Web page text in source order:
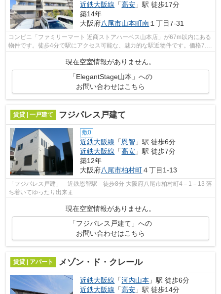
近鉄大阪線 「高安 」駅 徒歩17分
築14年
大阪府八尾市山本町南 １丁目7-31
コンビニ「ファミリーマート 近商ストアハーベス山本店」が67m以内にある
物件です。徒歩4分で駅にアクセス可能な、魅力的な駅近物件です。価格7.5
万円ながら充実した設備のこちらの物...
現在空室情報がありません。
「ElegantStage山本」への
お問い合わせはこちら
賃貸 | 一戸建て フジパレス戸建て
敷0
近鉄大阪線 「恩智 」駅 徒歩6分
近鉄大阪線 「高安 」駅 徒歩7分
築12年
大阪府八尾市柏村町４丁目1-13
「フジパレス戸建」 近鉄恩智駅 徒歩8分 大阪府八尾市柏村町4－1－13 落
ち着いてゆったり出来ま
現在空室情報がありません。
「フジパレス戸建て」への
お問い合わせはこちら
賃貸 | アパート メゾン・ド・クレール
近鉄大阪線 「河内山本 」駅 徒歩6分
近鉄大阪線 「高安 」駅 徒歩14分